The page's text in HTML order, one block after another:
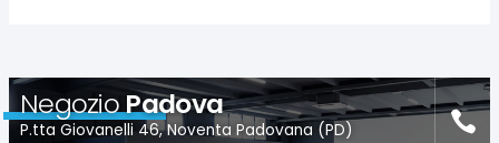
NegozioPadova
P.tta Giovanelli 46, Noventa Padovana (PD)